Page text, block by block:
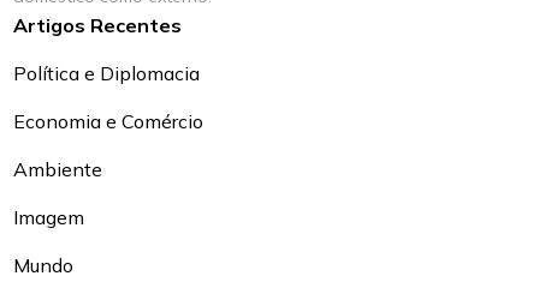
Artigos Recentes
Política e Diplomacia
Economia e Comércio
Ambiente
Imagem
Mundo